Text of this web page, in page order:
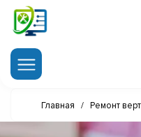
Главная / Ремонт